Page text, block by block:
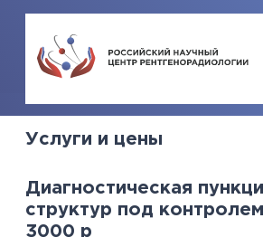
Услуги и цены
Диагностическая
структур под
3000 р